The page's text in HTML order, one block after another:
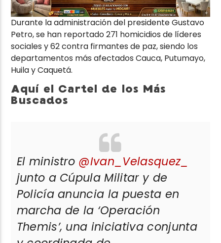
Durante la administración del presidente Gustavo
Petro, se han reportado 271 homicidios de líderes
sociales y 62 contra firmantes de paz, siendo los
departamentos más afectados Cauca, Putumayo,
Huila y Caquetá.
Aquí el Cartel de los Más
Buscados
El ministro @Ivan_Velasquez_
junto a Cúpula Militar y de
Policía anuncia la puesta en
marcha de la ‘Operación
Themis’, una iniciativa conjunta